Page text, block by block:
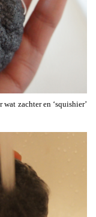
zachter en ‘squishier’